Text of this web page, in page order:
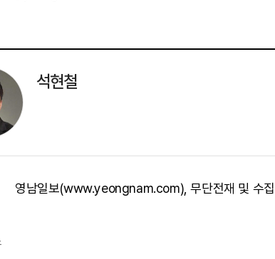
석현철
영남일보(www.yeongnam.com), 무단전재 및 수